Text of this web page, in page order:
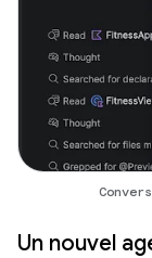
Un nouvel